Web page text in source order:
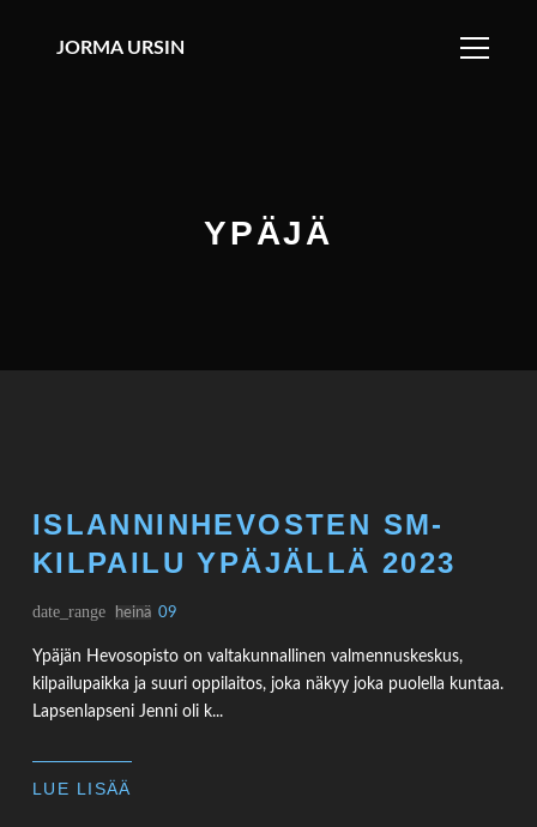
JORMA URSIN
YPÄJÄ
ISLANNINHEVOSTEN SM-
KILPAILU YPÄJÄLLÄ 2023
date_range heinä 09
Ypäjän Hevosopisto on valtakunnallinen valmennuskeskus,
kilpailupaikka ja suuri oppilaitos, joka näkyy joka puolella kuntaa.
Lapsenlapseni Jenni oli k...
LUE LISÄÄ